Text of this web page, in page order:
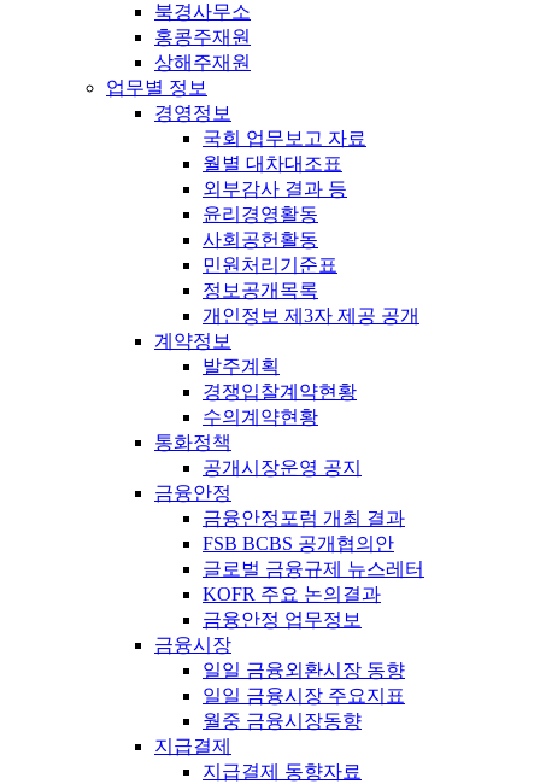
북경사무소
홍콩주재원
상해주재원
업무별 정보
경영정보
국회 업무보고 자료
월별 대차대조표
외부감사 결과 등
윤리경영활동
사회공헌활동
민원처리기준표
정보공개목록
개인정보 제3자 제공 공개
계약정보
발주계획
경쟁입찰계약현황
수의계약현황
통화정책
공개시장운영 공지
금융안정
금융안정포럼 개최 결과
FSB BCBS 공개협의안
글로벌 금융규제 뉴스레터
KOFR 주요 논의결과
금융안정 업무정보
금융시장
일일 금융외환시장 동향
일일 금융시장 주요지표
월중 금융시장동향
지급결제
지급결제 동향자료